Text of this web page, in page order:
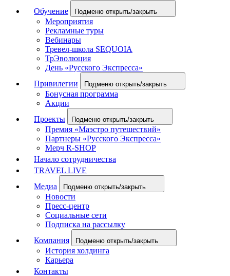
Обучение
Подменю открыть/закрыть
Мероприятия
Рекламные туры
Вебинары
Тревел-школа SEQUOIA
ТрЭволюция
День «Русского Экспресса»
Привилегии
Подменю открыть/закрыть
Бонусная программа
Акции
Проекты
Подменю открыть/закрыть
Премия «Маэстро путешествий»
Партнеры «Русского Экспресса»
Мерч R-SHOP
Начало сотрудничества
TRAVEL LIVE
Медиа
Подменю открыть/закрыть
Новости
Пресс-центр
Социальные сети
Подписка на рассылку
Компания
Подменю открыть/закрыть
История холдинга
Карьера
Контакты